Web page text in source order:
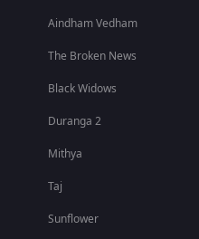
Aindham Vedham
The Broken News
Black Widows
Duranga 2
Mithya
Taj
Sunflower